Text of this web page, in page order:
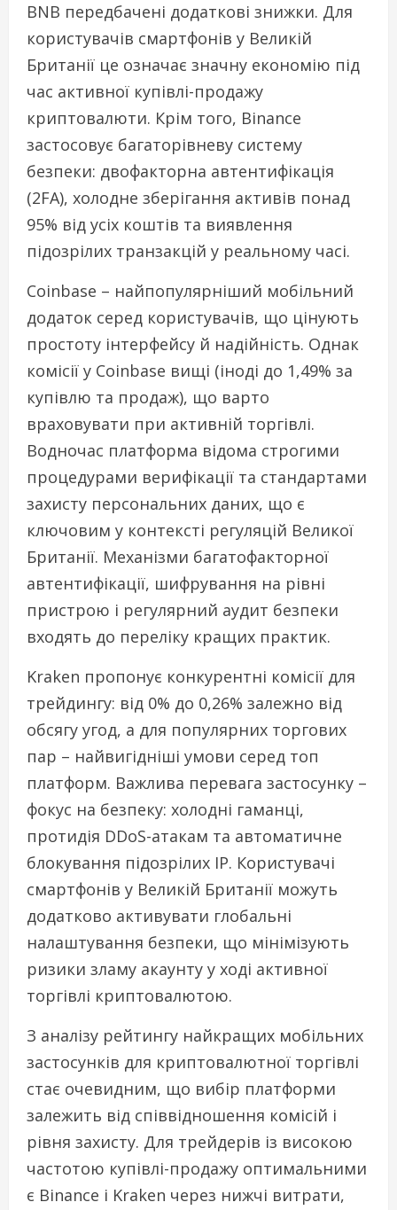
BNB передбачені додаткові знижки. Для
користувачів смартфонів у Великій
Британії це означає значну економію під
час активної купівлі-продажу
криптовалюти. Крім того, Binance
застосовує багаторівневу систему
безпеки: двофакторна автентифікація
(2FA), холодне зберігання активів понад
95% від усіх коштів та виявлення
підозрілих транзакцій у реальному часі.
Coinbase – найпопулярніший мобільний
додаток серед користувачів, що цінують
простоту інтерфейсу й надійність. Однак
комісії у Coinbase вищі (іноді до 1,49% за
купівлю та продаж), що варто
враховувати при активній торгівлі.
Водночас платформа відома строгими
процедурами верифікації та стандартами
захисту персональних даних, що є
ключовим у контексті регуляцій Великої
Британії. Механізми багатофакторної
автентифікації, шифрування на рівні
пристрою і регулярний аудит безпеки
входять до переліку кращих практик.
Kraken пропонує конкурентні комісії для
трейдингу: від 0% до 0,26% залежно від
обсягу угод, а для популярних торгових
пар – найвигідніші умови серед топ
платформ. Важлива перевага застосунку –
фокус на безпеку: холодні гаманці,
протидія DDoS-атакам та автоматичне
блокування підозрілих IP. Користувачі
смартфонів у Великій Британії можуть
додатково активувати глобальні
налаштування безпеки, що мінімізують
ризики зламу акаунту у ході активної
торгівлі криптовалютою.
З аналізу рейтингу найкращих мобільних
застосунків для криптовалютної торгівлі
стає очевидним, що вибір платформи
залежить від співвідношення комісій і
рівня захисту. Для трейдерів із високою
частотою купівлі-продажу оптимальними
є Binance і Kraken через нижчі витрати,